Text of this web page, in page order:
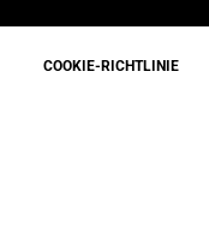
COOKIE-RICHTLINIE